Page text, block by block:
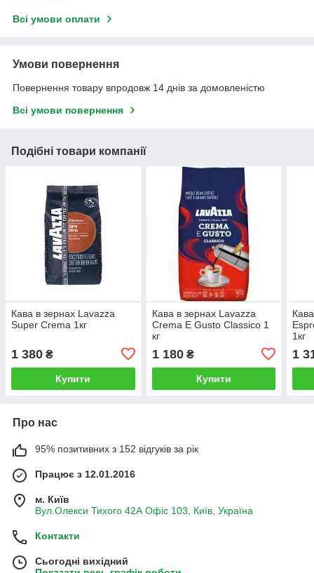
Всі умови оплати
Умови повернення
Повернення товару впродовж 14 днів за домовленістю
Всі умови повернення
Подібні товари компанії
Кава в зернах Lavazza
Super Crema 1кг
1 380 ₴
Купити
Кава в зернах Lavazza
Crema E Gusto Classico 1
кг
1 180₴
Купити
1кг
1
Про нас
95% позитивних з 152 відгуків за рік
Працює з 12.01.2016
м. Київ
Вул.Олекси Тихого 42А Офіс 103, Київ, Україна
Контакти
Сьогодні вихідний